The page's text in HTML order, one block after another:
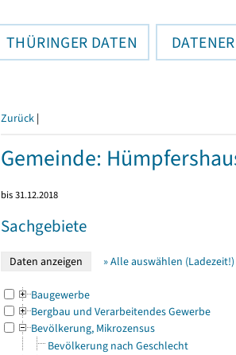
THÜRINGER DATEN
Zurück |
Gemeinde:
bis 31.12.2018
Sachgebiete
» Alle auswählen (Ladezeit!)
Baugewerbe
Bergbau und Verarbeitendes Gewerbe
Bevölkerung, Mikrozensus
Bevölkerung nach Geschlecht